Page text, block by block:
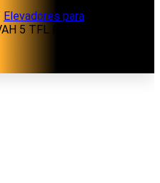
Elevadores para
5 TFL Plataforma de